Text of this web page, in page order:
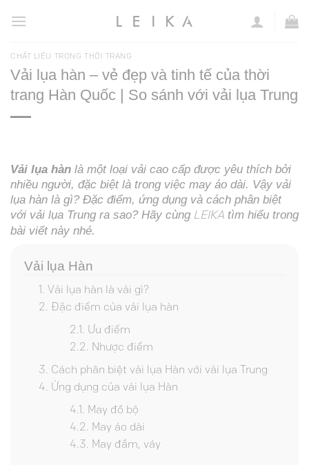
đến
dungCHẤT LIỆU TRONG THỜI TRANG
Vải lụa hàn – vẻ đẹp và tinh tế của thời
trang Hàn Quốc | So sánh với vải lụa Trung
Vải lụa hàn là một loại vải cao cấp được yêu thích bởi
nhiều người, đặc biệt là trong việc may áo dài. Vậy vải
lụa hàn là gì? Đặc điểm, ứng dụng và cách phân biệt
với vải lụa Trung ra sao? Hãy cùng LEIKA tìm hiểu trong
bài viết này nhé.
Vải lụa Hàn
Vải lụa hàn là vải gì?
Đặc điểm của vải lụa hàn
Ưu điểm
Nhược điểm
Cách phân biệt vải lụa Hàn với vải lụa Trung
Ứng dụng của vải lụa Hàn
May đồ bộ
May áo dài
May đầm, váy